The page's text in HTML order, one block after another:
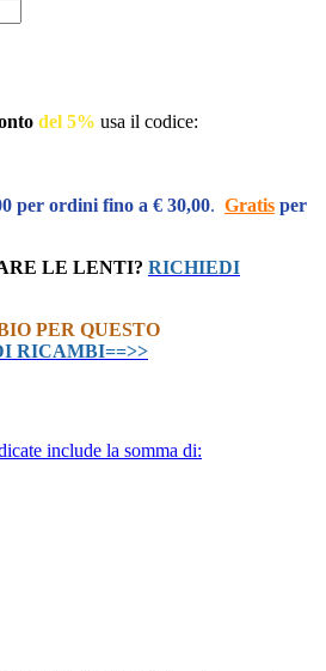
del 5% usa il codice:
per ordini fino a € 30,00. Gratis per
LE LENTI? RICHIEDI
PER QUESTO
RICAMBI==>>
include la somma di: